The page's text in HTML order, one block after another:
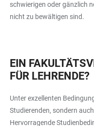
schwierigen oder gänzlich
nicht zu bewältigen sind.
EIN
FÜR LEHRENDE?
Unter exzellenten
Studierenden, sondern
Hervorragende